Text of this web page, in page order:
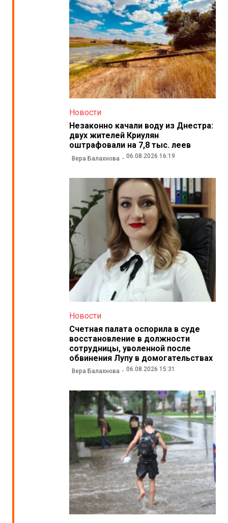
Новости
Незаконно качали воду из Днестра:
двух жителей Криулян
оштрафовали на 7,8 тыс. леев
Вера Балахнова 06.08.2026 16:19
Новости
Счетная палата оспорила в суде
восстановление в должности
сотрудницы, уволенной после
обвинения Лупу в домогательствах
Вера Балахнова 06.08.2026 15:31